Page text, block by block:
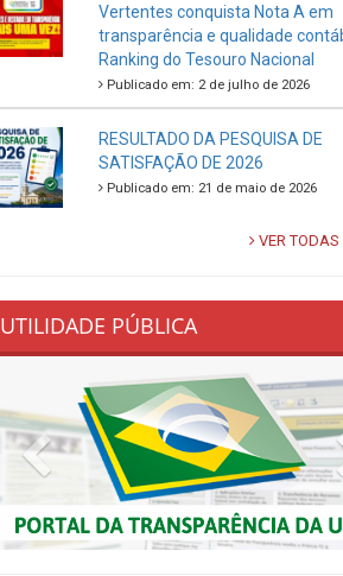
Vertentes conquista Nota A em
transparência e qualidade
Ranking do Tesouro Nacional
Publicado em: 2 de julho de 2026
RESULTADO DA PESQUISA DE
SATISFAÇÃO DE 2026
Publicado em: 21 de maio de 2026
VER
UTILIDADE PÚBLICA
Previous